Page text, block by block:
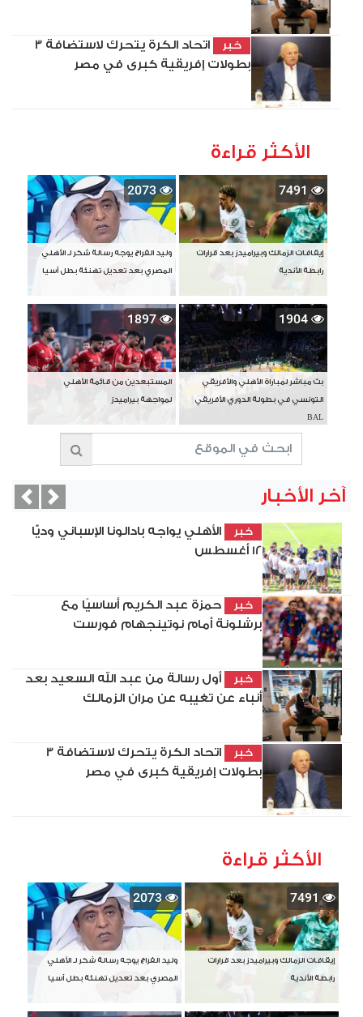
خبر
اتحاد الكرة يتحرك لاستضافة 3
بطولات إفريقية كبرى في مصر
الأكثر قراءة
7491
إيقافات الزمالك وبيراميدز بعد قرارات
رابطة الأندية
2073
وليد الفراج يوجه رسالة شكر لـ الأهلي
المصري بعد تعديل تهنئة بطل آسيا
1904
بث مباشر لمباراة الأهلي والأفريقي
التونسي في بطولة الدوري الأفريقي
BAL
1897
المستبعدين من قائمة الأهلي
لمواجهة بيراميدز
آخر الأخبار
خبر
الأهلي يواجه بادالونا الإسباني وديًّا
12 أغسطس
خبر
حمزة عبد الكريم أساسيًا مع
برشلونة أمام نوتينجهام فورست
خبر
أول رسالة من عبد الله السعيد بعد
أنباء عن تغيبه عن مران الزمالك
خبر
اتحاد الكرة يتحرك لاستضافة 3
بطولات إفريقية كبرى في مصر
Next
الأكثر قراءة
7491
إيقافات الزمالك وبيراميدز بعد قرارات
رابطة الأندية
2073
وليد الفراج يوجه رسالة شكر لـ الأهلي
المصري بعد تعديل تهنئة بطل آسيا